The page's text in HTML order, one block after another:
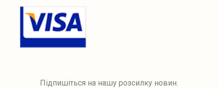
Підпишіться на нашу розсилку новин.